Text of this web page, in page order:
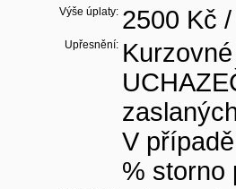
Výše úplaty: 2500 Kč
Upřesnění:
V
% storno